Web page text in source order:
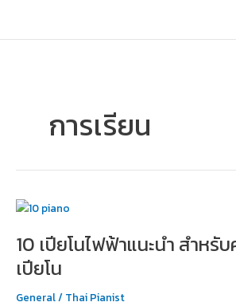
content
การเรียน
10 เปียโนไฟฟ้าแนะนำ สำหรั
เปียโน
General/ Thai Pianist
10
โน
ไฟฟ้า
แนะนำ
สำหรับ